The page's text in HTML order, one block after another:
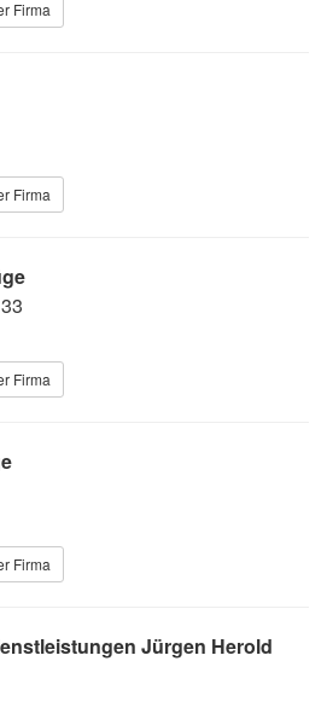
Firma
Firma
Firma
Firma
Jürgen Herold